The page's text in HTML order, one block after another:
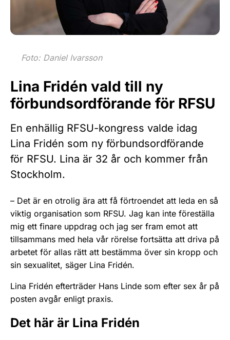
Foto: Daniel Ivarsson
Lina Fridén vald till ny
förbundsordförande för RFSU
En enhällig RFSU-kongress valde idag
Lina Fridén som ny förbundsordförande
för RFSU. Lina är 32 år och kommer från
Stockholm.
– Det är en otrolig ära att få förtroendet att leda en så
viktig organisation som RFSU. Jag kan inte föreställa
mig ett finare uppdrag och jag ser fram emot att
tillsammans med hela vår rörelse fortsätta att driva på
arbetet för allas rätt att bestämma över sin kropp och
sin sexualitet, säger Lina Fridén.
Lina Fridén efterträder Hans Linde som efter sex år på
posten avgår enligt praxis.
Det här är Lina Fridén